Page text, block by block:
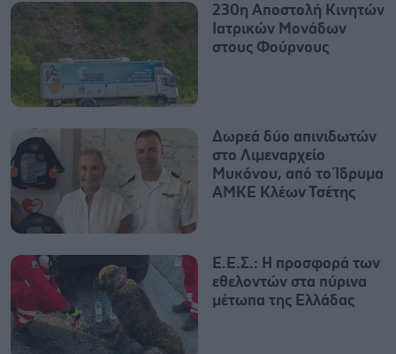
230η Αποστολή Κινητών
Ιατρικών Μονάδων
στους Φούρνους
Δωρεά δύο απινιδωτών
στο Λιμεναρχείο
Μυκόνου, από το Ίδρυμα
ΑΜΚΕ Κλέων Τσέτης
Ε.Ε.Σ.: Η προσφορά των
εθελοντών στα πύρινα
μέτωπα της Ελλάδας